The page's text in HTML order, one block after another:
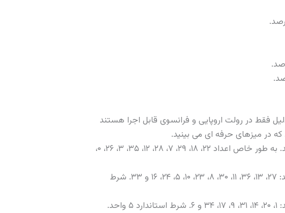
در رولت اروپایی و فرانسوی قابل اجرا هستند
در میزهای حرفه ای می بینید.
: همسایه های صفر روی چرخ. ۱۷ عدد را پوشش می دهد. به طور خاص اعداد ۲۲، ۱۸، ۲۹، ۷، ۲۸، ۱۲، ۳۵، ۳، ۲۶، ۰،
: یک سوم چرخ مقابل صفر. ۱۲ عدد را پوشش می دهد: ۲۷، ۱۳، ۳۶، ۱۱، ۳۰، ۸، ۲۳، ۱۰، ۵، ۲۴، ۱۶ و ۳۳. شرط